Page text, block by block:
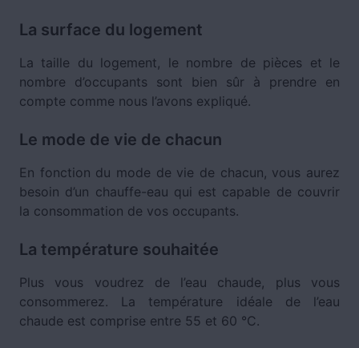
La surface du logement
La taille du logement, le nombre de pièces et le
nombre d’occupants sont bien sûr à prendre en
compte comme nous l’avons expliqué.
Le mode de vie de chacun
En fonction du mode de vie de chacun, vous aurez
besoin d’un chauffe-eau qui est capable de couvrir
la consommation de vos occupants.
La température souhaitée
Plus vous voudrez de l’eau chaude, plus vous
consommerez. La température idéale de l’eau
chaude est comprise entre 55 et 60 °C.